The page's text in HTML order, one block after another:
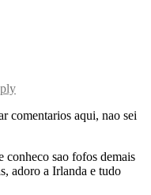
comentarios aqui, nao sei
conheco sao fofos demais
adoro a Irlanda e tudo